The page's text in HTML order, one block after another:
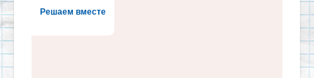
Решаем вместе